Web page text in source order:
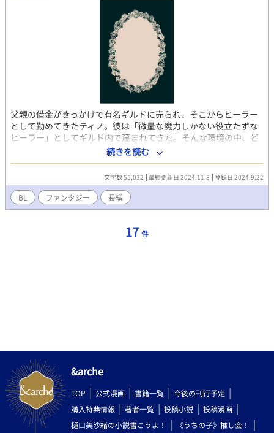
父親の借金がきっかけで有名ギルドに売られ、そこからヒーラー
として勤めてきたティノ。彼は「微量な魔力しかない役立たずな
ヒーラー」としてギルド内で蔑まれてきた。そんな環境の中、ど
うにか捨てられないようにとヒーラーの仕事を全うし、雑務をこ
なし、それ以外の役目もこなしてきたティノ。 ある日、ティノは
疲労で雑務中に気を失ってしまう。そんな彼を助けたのはエッジ
レイと名乗る大男だった。ーーーー最初の方は不穏ですが後々に
甘々（当社比）になる予定です。表紙はヨシュケイ様（pixiv）か
らお借りしました。
続きを読む
文字数 55,032 最終更新日 2024.11.8 登録日 2024.9.22
BL ファンタジー 長編
17 件
&arche
TOP 公式漫画 書籍一覧
今後の刊行予定
購入特典情報
著者一覧 投稿小説
投稿漫画
樋口美沙緒の小説書こうよ！
《うちの子》推し会！